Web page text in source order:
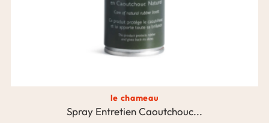
le chameau
Spray Entretien Caoutchouc...